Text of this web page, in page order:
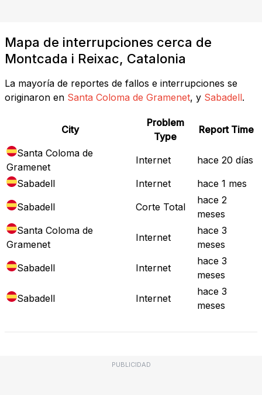
Mapa de interrupciones cerca de
Montcada i Reixac, Catalonia
La mayoría de reportes de fallos e interrupciones se
originaron en Santa Coloma de Gramenet, y Sabadell.
City
Problem
Type
Report Time
Santa Coloma de
Gramenet
Internet
hace 20 días
Sabadell
Internet
hace 1 mes
Sabadell
Corte Total
hace 2
meses
Santa Coloma de
Gramenet
Internet
hace 3
meses
Sabadell
Internet
hace 3
meses
Sabadell
Internet
hace 3
meses
PUBLICIDAD